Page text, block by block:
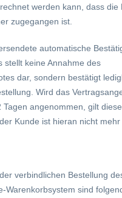
werden kann, dass die
zugegangen ist.
automatische
stellt keine Annahme des
dar, sondern bestätigt
Wird das
Tagen angenommen, gilt
Kunde ist hieran nicht mehr
verbindlichen Bestellung
Warenkorbsystem sind